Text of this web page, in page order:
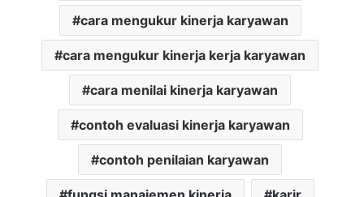
cara mengukur kinerja karyawan
cara mengukur kinerja kerja karyawan
cara menilai kinerja karyawan
contoh evaluasi kinerja karyawan
contoh penilaian karyawan